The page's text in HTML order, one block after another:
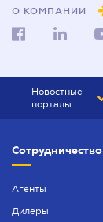
О КОМПАНИИ
Новостные
порталы
БИЗНЕС
Сотрудничество
Агенты
Дилеры